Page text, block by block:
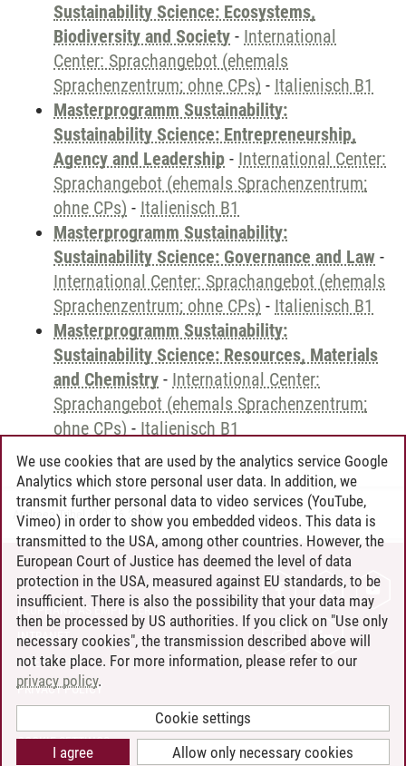
Sustainability Science: Ecosystems,
Biodiversity and Society - International
Center: Sprachangebot (ehemals
Sprachenzentrum; ohne CPs) - Italienisch B1
Masterprogramm Sustainability:
Sustainability Science: Entrepreneurship,
Agency and Leadership - International Center:
Sprachangebot (ehemals Sprachenzentrum;
ohne CPs) - Italienisch B1
Masterprogramm Sustainability:
Sustainability Science: Governance and Law -
International Center: Sprachangebot (ehemals
Sprachenzentrum; ohne CPs) - Italienisch B1
Masterprogramm Sustainability:
Sustainability Science: Resources, Materials
and Chemistry - International Center:
Sprachangebot (ehemals Sprachenzentrum;
ohne CPs) - Italienisch B1
Andreea Tribel 30.06.2024
CONTACT
LEUPHANA AS EMPLOYER
INTRANET
SITE NOTICE
PRIVACY POLICY
COOKIE SETTINGS
We use cookies that are used by the analytics service Google
Analytics which store personal user data. In addition, we
transmit further personal data to video services (YouTube,
Vimeo) in order to show you embedded videos. This data is
transmitted to the USA, among other countries. However, the
European Court of Justice has deemed the level of data
protection in the USA, measured against EU standards, to be
insufficient. There is also the possibility that your data may
then be processed by US authorities. If you click on "Use only
necessary cookies", the transmission described above will
not take place. For more information, please refer to our
privacy policy.
Cookie settings
Allow only necessary cookies
I agree